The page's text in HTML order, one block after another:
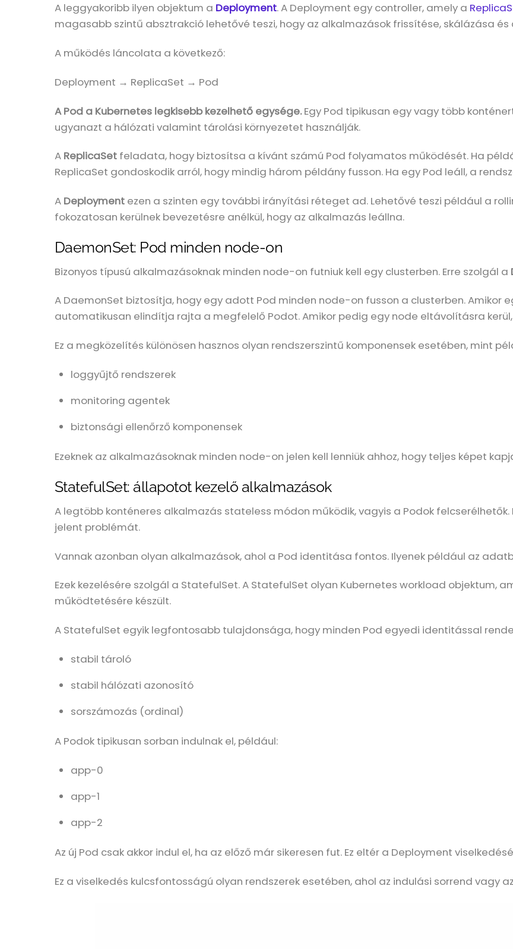
A leggyakoribb ilyen objektum a Deployment. A Deployment egy controller, amely a
magasabb szintű absztrakció lehetővé teszi, hogy az alkalmazások frissítése, skálázása
A működés láncolata a következő:
Deployment → ReplicaSet → Pod
A Pod a Kubernetes legkisebb kezelhető egysége.Egy Pod tipikusan egy vagy több
ugyanazt a hálózati valamint tárolási környezetet használják.
A ReplicaSet feladata, hogy biztosítsa a kívánt számú Pod folyamatos működését. Ha
ReplicaSet gondoskodik arról, hogy mindig három példány fusson. Ha egy Pod leáll, a
A Deployment ezen a szinten egy további irányítási réteget ad. Lehetővé teszi például a
fokozatosan kerülnek bevezetésre anélkül, hogy az alkalmazás leállna.
DaemonSet: Pod minden node-on
Bizonyos típusú alkalmazásoknak minden node-on futniuk kell egy clusterben. Erre szolgál a
A DaemonSet biztosítja, hogy egy adott Pod minden node-on fusson a clusterben. Amikor
automatikusan elindítja rajta a megfelelő Podot. Amikor pedig egy node eltávolításra
Ez a megközelítés különösen hasznos olyan rendszerszintű komponensek esetében, mint
loggyűjtő rendszerek
monitoring agentek
biztonsági ellenőrző komponensek
Ezeknek az alkalmazásoknak minden node-on jelen kell lenniük ahhoz, hogy teljes képet
StatefulSet: állapotot kezelő alkalmazások
A legtöbb konténeres alkalmazás stateless módon működik, vagyis a Podok
jelent problémát.
Vannak azonban olyan alkalmazások, ahol a Pod identitása fontos. Ilyenek például az
Ezek kezelésére szolgál a StatefulSet. A StatefulSet olyan Kubernetes workload objektum,
működtetésére készült.
A StatefulSet egyik legfontosabb tulajdonsága, hogy minden Pod egyedi identitással
stabil tároló
stabil hálózati azonosító
sorszámozás (ordinal)
A Podok tipikusan sorban indulnak el, például:
app-0
app-1
app-2
Az új Pod csak akkor indul el, ha az előző már sikeresen fut. Ez eltér a Deployment
Ez a viselkedés kulcsfontosságú olyan rendszerek esetében, ahol az indulási sorrend vagy